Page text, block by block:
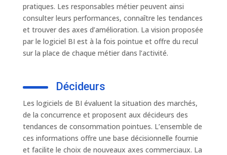
pratiques. Les responsables métier peuvent ainsi
consulter leurs performances, connaître les tendances
et trouver des axes d’amélioration. La vision proposée
par le logiciel BI est à la fois pointue et offre du recul
sur la place de chaque métier dans l’activité.
Décideurs
Les logiciels de BI évaluent la situation des marchés,
de la concurrence et proposent aux décideurs des
tendances de consommation pointues. L’ensemble de
ces informations offre une base décisionnelle fournie
et facilite le choix de nouveaux axes commerciaux. La